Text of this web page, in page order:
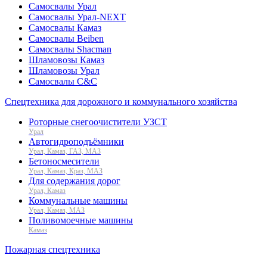
Самосвалы Урал
Самосвалы Урал-NEXT
Самосвалы Камаз
Самосвалы Beiben
Самосвалы Shacman
Шламовозы Камаз
Шламовозы Урал
Самосвалы C&C
Спецтехника для дорожного и коммунального хозяйства
Роторные снегоочистители УЗСТ
Урал
Автогидроподъёмники
Урал, Камаз, ГАЗ, МАЗ
Бетоносмесители
Урал, Камаз, Краз, МАЗ
Для содержания дорог
Урал, Камаз
Коммунальные машины
Урал, Камаз, МАЗ
Поливомоечные машины
Камаз
Пожарная спецтехника